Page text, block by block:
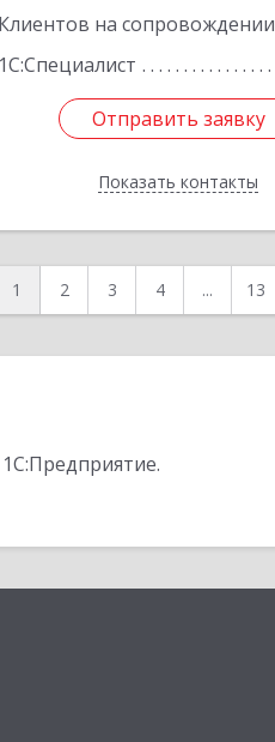
Клиентов на сопровождении
1С:Специалист
Отправить заявку
Показать контакты
Отправить заявку
Назад
1 2 3 4 ... 13